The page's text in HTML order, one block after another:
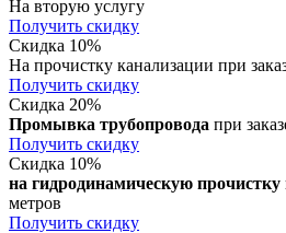
На вторую услугу
Получить скидку
Скидка 10%
На прочистку канализации при
Получить скидку
Скидка 20%
Промывка трубопровода при
Получить скидку
Скидка 10%
на гидродинамическую прочистку
метров
Получить скидку